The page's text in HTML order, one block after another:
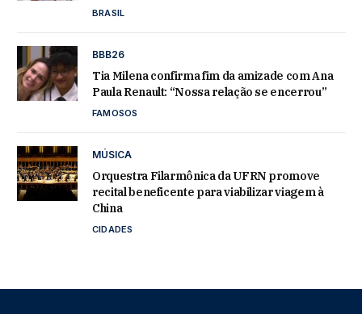
BRASIL
BBB26
Tia Milena confirma fim da amizade com Ana
Paula Renault: “Nossa relação se encerrou”
FAMOSOS
MÚSICA
Orquestra Filarmônica da UFRN promove
recital beneficente para viabilizar viagem à
China
CIDADES